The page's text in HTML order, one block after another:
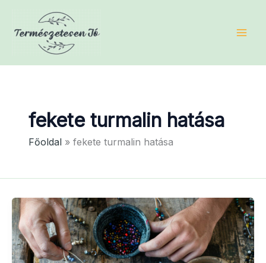
content
fekete turmalin hatása
Főoldal fekete turmalin hatása